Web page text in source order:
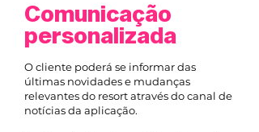
Comunicação
personalizada
O cliente poderá se informar das
últimas novidades e mudanças
relevantes do resort através do canal de
notícias da aplicação.